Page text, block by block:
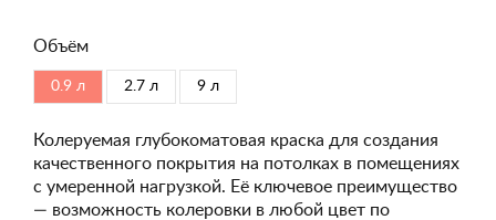
Объём
0.9 л 2.7 л 9 л
Колеруемая глубокоматовая краска для создания
качественного покрытия на потолках в помещениях
с умеренной нагрузкой. Её ключевое преимущество
— возможность колеровки в любой цвет по